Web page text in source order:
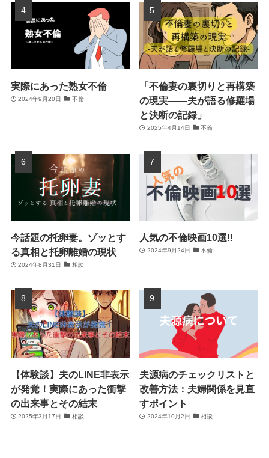
実際にあった熟女不倫
2024年9月20日 不倫
「不倫妻の裏切りと再構築
の現実――夫が語る修羅場
と決断の記録」
2025年4月14日 不倫
今話題の托卵妻。ゾッとす
る真相と托卵離婚の現状
2024年8月31日 相談
人気の不倫映画10選‼
2024年9月24日 不倫
【体験談】夫のLINE非表示
が発覚！実際にあった衝撃
の出来事とその結末
2025年3月17日 相談
夫源病のチェックリストと
改善方法：夫婦関係を見直
すポイント
2024年10月2日 相談